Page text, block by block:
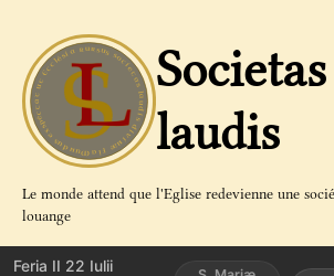
contenu
Societas
laudis
Le monde attend que l'Eglise redevienne une
louange
Feria II 22 Iulii